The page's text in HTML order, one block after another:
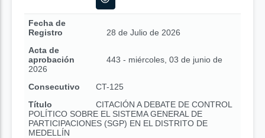
Fecha de
Registro
28 de Julio de 2026
Acta de
aprobación
443 - miércoles, 03 de junio de
2026
Consecutivo
CT-125
Título
CITACIÓN A DEBATE DE CONTROL
POLÍTICO SOBRE EL SISTEMA GENERAL DE
PARTICIPACIONES (SGP) EN EL DISTRITO DE
MEDELLÍN